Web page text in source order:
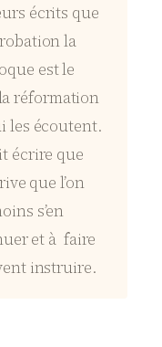
écrits que
la
est le
réformation
les écoutent.
écrire que
que l’on
s’en
et à faire
instruire.